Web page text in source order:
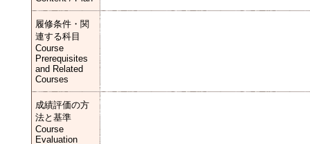
履修条件・関
連する科目
Course
Prerequisites
and Related
Courses
成績評価の方
法と基準
Course
Evaluation